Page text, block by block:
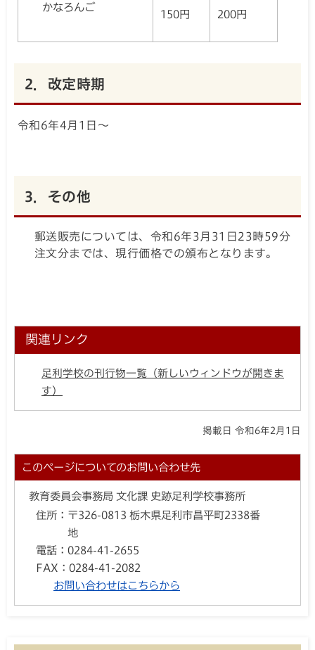
かなろんご
150円 200円
2．改定時期
令和6年4月1日～
3．その他
郵送販売については、令和6年3月31日23時59分
注文分までは、現行価格での頒布となります。
関連リンク
足利学校の刊行物一覧（新しいウィンドウが開きま
す）
掲載日 令和6年2月1日
このページについてのお問い合わせ先
教育委員会事務局 文化課 史跡足利学校事務所
住所： 〒326-0813 栃木県足利市昌平町2338番
地
電話： 0284-41-2655
FAX： 0284-41-2082
お問い合わせはこちらから